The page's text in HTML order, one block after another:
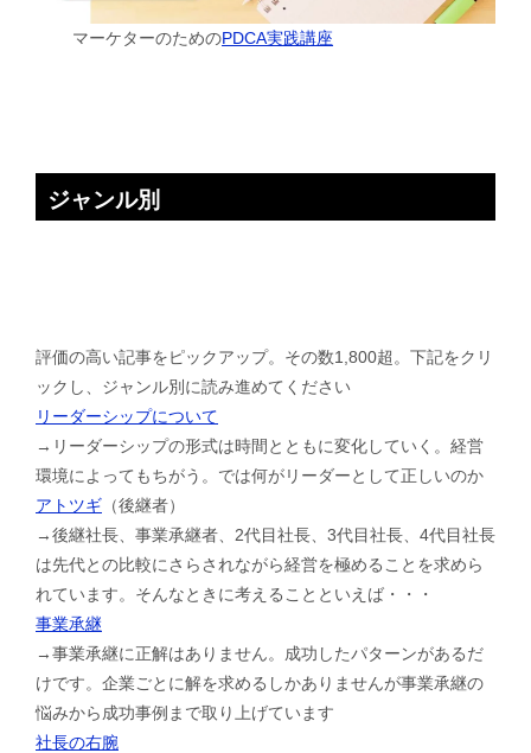
マーケターのためのPDCA実践講座
ジャンル別
評価の高い記事をピックアップ。その数1,800超。下記をクリ
ックし、ジャンル別に読み進めてください
リーダーシップについて
→リーダーシップの形式は時間とともに変化していく。経営
環境によってもちがう。では何がリーダーとして正しいのか
アトツギ （後継者）
→後継社長、事業承継者、2代目社長、3代目社長、4代目社長
は先代との比較にさらされながら経営を極めることを求めら
れています。そんなときに考えることといえば・・・
事業承継
→事業承継に正解はありません。成功したパターンがあるだ
けです。企業ごとに解を求めるしかありませんが事業承継の
悩みから成功事例まで取り上げています
社長の右腕